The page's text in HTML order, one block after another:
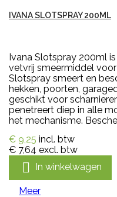
IVANA SLOTSPRAY 200ML
Ivana Slotspray 200ml
vetvrij smeermiddel
Slotspray smeert en
hekken, poorten,
geschikt voor
penetreert diep in alle
het mechanisme.
€ 9,25 incl. btw
€ 7,64 excl. btw
 In winkelwagen
Meer